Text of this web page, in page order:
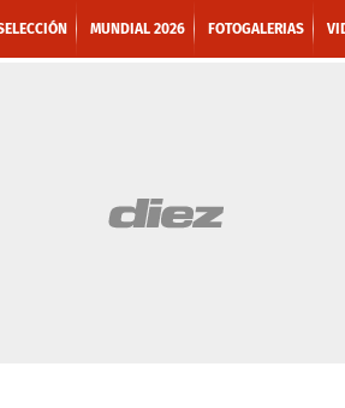
MUNDIAL 2026 FOTOGALERIAS